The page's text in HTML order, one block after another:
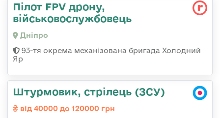
Пілот FPV дрону,
військовослужбовець
Дніпро
93-тя окрема механізована бригада Холодний
Яр
Штурмовик, стрілець (ЗСУ)
від 40000 до 120000 грн